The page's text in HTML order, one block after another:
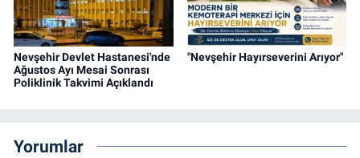
Nevşehir Devlet Hastanesi'nde
Ağustos Ayı Mesai Sonrası
Poliklinik Takvimi Açıklandı
"Nevşehir Hayırseverini Arıyor"
Yorumlar